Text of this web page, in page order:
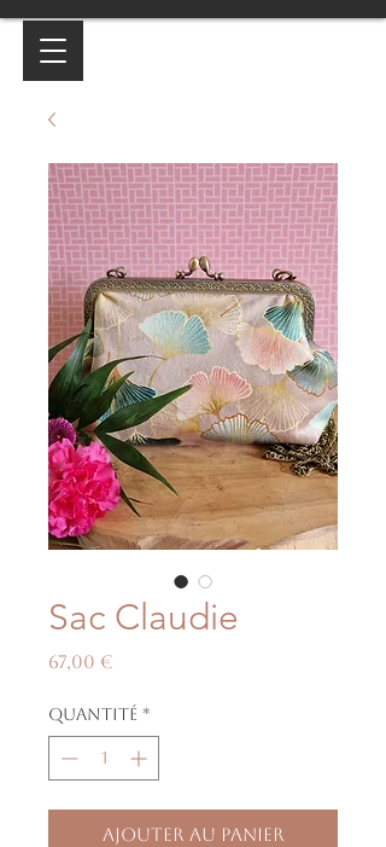
Sac Claudie
67,00 €
Quantité *
Ajouter au panier